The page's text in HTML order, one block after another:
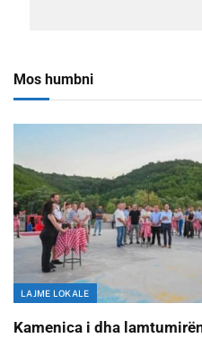
Mos humbni
LAJME LOKALE
Kamenica i dha